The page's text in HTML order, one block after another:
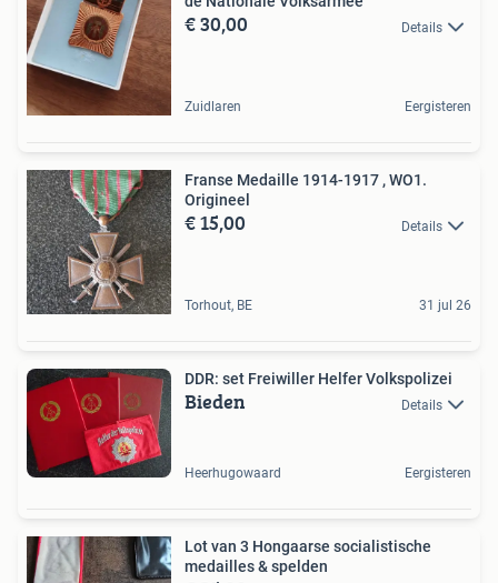
€ 30,00 Details
Zuidlaren Eergisteren
Franse Medaille 1914-1917 , WO1.
Origineel
€ 15,00 Details
Torhout, BE 31 jul 26
DDR: set Freiwiller Helfer Volkspolizei
Bieden Details
Heerhugowaard Eergisteren
Lot van 3 Hongaarse socialistische
medailles & spelden